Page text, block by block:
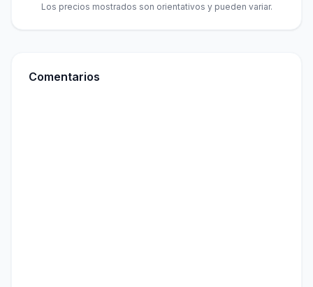
Los precios mostrados son orientativos y pueden variar.
Comentarios